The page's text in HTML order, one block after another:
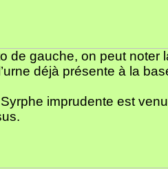
de gauche, on peut noter
déjà présente à la
imprudente est